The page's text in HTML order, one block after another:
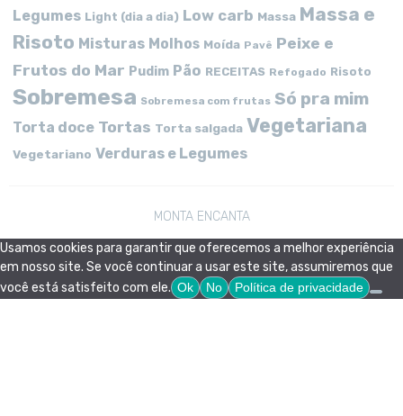
Legumes Light (dia a dia) Low carb Massa Massa e
Risoto Misturas Molhos Moída Pavê Peixe e
Frutos do Mar Pudim Pão RECEITAS Refogado Risoto
Sobremesa Sobremesa com frutas Só pra mim
Torta doce Tortas Torta salgada Vegetariana
Vegetariano Verduras e Legumes
MONTA ENCANTA
Usamos cookies para garantir que oferecemos a melhor experiência
em nosso site. Se você continuar a usar este site, assumiremos que
você está satisfeito com ele. Ok No Política de privacidade